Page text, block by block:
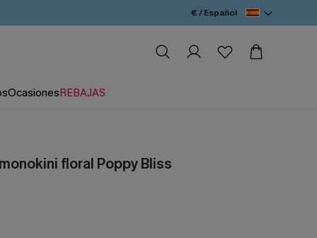
€ / Español
OcasionesREBAJAS
floral Poppy Bliss